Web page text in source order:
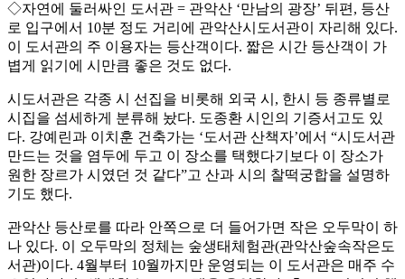
◇자연에 둘러싸인 도서관 = 관악산 ‘만남의 광장’ 뒤편, 등산
로 입구에서 10분 정도 거리에 관악산시도서관이 자리해 있다.
이 도서관의 주 이용자는 등산객이다. 짧은 시간 등산객이 가
볍게 읽기에 시만큼 좋은 것도 없다.
시도서관은 각종 시 선집을 비롯해 외국 시, 한시 등 종류별로
시집을 섬세하게 분류해 놨다. 도종환 시인의 기증서고도 있
다. 강예린과 이치훈 건축가는 ‘도서관 산책자’에서 “시도서관
만드는 것을 염두에 두고 이 장소를 택했다기보다 이 장소가
원한 장르가 시였던 것 같다”고 산과 시의 찰떡궁합을 설명하
기도 했다.
관악산 등산로를 따라 안쪽으로 더 들어가면 작은 오두막이 하
나 있다. 이 오두막의 정체는 숲생태체험관(관악산숲속작은도
서관)이다. 4월부터 10월까지만 운영되는 이 도서관은 매주 수